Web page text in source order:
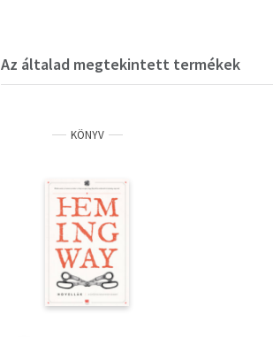
Az általad megtekintett termékek
KÖNYV